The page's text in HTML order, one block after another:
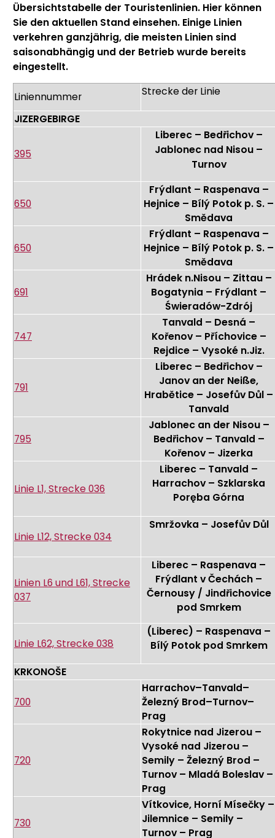
Übersichtstabelle der Touristenlinien. Hier können
Sie den aktuellen Stand einsehen. Einige Linien
verkehren ganzjährig, die meisten Linien sind
saisonabhängig und der Betrieb wurde bereits
eingestellt.
Liniennummer
Strecke der Linie
JIZERGEBIRGE
395
Liberec – Bedřichov –
Jablonec nad Nisou –
Turnov
650
Frýdlant – Raspenava –
Hejnice – Bílý Potok p. S. –
Smědava
650
Frýdlant – Raspenava –
Hejnice – Bílý Potok p. S. –
Smědava
691
Hrádek n.Nisou – Zittau –
Bogatynia – Frýdlant –
Świeradów-Zdrój
747
Tanvald – Desná –
Kořenov – Příchovice –
Rejdice – Vysoké n.Jiz.
791
Liberec – Bedřichov –
Janov an der Neiße,
Hrabětice – Josefův Důl –
Tanvald
795
Jablonec an der Nisou –
Bedřichov – Tanvald –
Kořenov – Jizerka
Linie L1, Strecke 036
Liberec – Tanvald –
Harrachov – Szklarska
Poręba Górna
Linie L12, Strecke 034
Smržovka – Josefův Důl
Linien L6 und L61, Strecke
037
Liberec – Raspenava –
Frýdlant v Čechách –
Černousy / Jindřichovice
pod Smrkem
Linie L62, Strecke 038
(Liberec) – Raspenava –
Bílý Potok pod Smrkem
KRKONOŠE
700
Harrachov–Tanvald–
Železný Brod–Turnov–
Prag
720
Rokytnice nad Jizerou –
Vysoké nad Jizerou –
Semily – Železný Brod –
Turnov – Mladá Boleslav –
Prag
730
Vítkovice, Horní Mísečky –
Jilemnice – Semily –
Turnov – Prag